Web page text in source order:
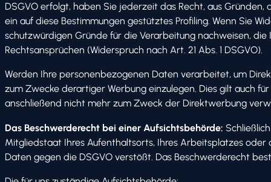
DSGVO erfolgt, haben Sie jederzeit das Recht, aus
ein auf diese Bestimmungen gestütztes Profiling. Wenn Sie
schutzwürdigen Gründe für die Verarbeitung nachweisen,
Rechtsansprüchen (Widerspruch nach Art. 21 Abs. 1 DSGVO).
Werden Ihre personenbezogenen Daten verarbeitet, um
zum Zwecke derartiger Werbung einzulegen. Dies gilt auch
anschließend nicht mehr zum Zweck der Direktwerbung
Das Beschwerderecht bei einer Aufsichtsbehörde:
Mitgliedstaat Ihres Aufenthaltsorts, Ihres Arbeitsplatzes
Daten gegen die DSGVO verstößt. Das Beschwerderecht